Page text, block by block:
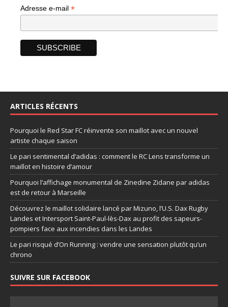
Adresse e-mail *
ARTICLES RÉCENTS
Pourquoi le Red Star FC réinvente son maillot avec un nouvel
artiste chaque saison
Le pari sentimental d’adidas : comment le RC Lens transforme un
maillot en histoire d’amour
Pourquoi l’affichage monumental de Zinedine Zidane par adidas
est de retour à Marseille
Découvrez le maillot solidaire lancé par Mizuno, l’U.S. Dax Rugby
Landes et Intersport Saint-Paul-lès-Dax au profit des sapeurs-
pompiers face aux incendies dans les Landes
Le pari risqué d’On Running : vendre une sensation plutôt qu’un
chrono
SUIVRE SUR FACEBOOK